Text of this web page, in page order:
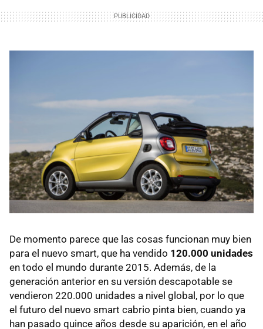
De momento parece que las cosas funcionan muy bien
para el nuevo smart, que ha vendido 120.000 unidades
en todo el mundo durante 2015. Además, de la
generación anterior en su versión descapotable se
vendieron 220.000 unidades a nivel global, por lo que
el futuro del nuevo smart cabrio pinta bien, cuando ya
han pasado quince años desde su aparición, en el año